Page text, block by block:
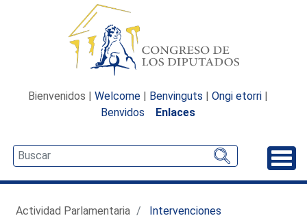
Bienvenidos | Welcome | Benvinguts | Ongi etorri |
Benvidos
Enlaces
Actividad Parlamentaria
Intervenciones